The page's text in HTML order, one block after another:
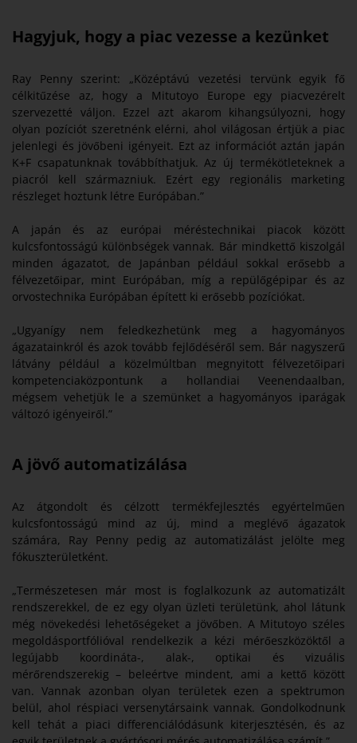
Hagyjuk, hogy a piac vezesse a kezünket
Ray Penny szerint: „Középtávú vezetési tervünk egyik fő
célkitűzése az, hogy a Mitutoyo Europe egy piacvezérelt
szervezetté váljon. Ezzel azt akarom kihangsúlyozni, hogy
olyan pozíciót szeretnénk elérni, ahol világosan értjük a piac
jelenlegi és jövőbeni igényeit. Ezt az információt aztán japán
K+F csapatunknak továbbíthatjuk. Az új termékötleteknek a
piacról kell származniuk. Ezért egy regionális marketing
részleget hoztunk létre Európában.”
A japán és az európai méréstechnikai piacok között
kulcsfontosságú különbségek vannak. Bár mindkettő kiszolgál
minden ágazatot, de Japánban például sokkal erősebb a
félvezetőipar, mint Európában, míg a repülőgépipar és az
orvostechnika Európában épített ki erősebb pozíciókat.
„Ugyanígy nem feledkezhetünk meg a hagyományos
ágazatainkról és azok tovább fejlődéséről sem. Bár nagyszerű
látvány például a közelmúltban megnyitott félvezetőipari
kompetenciaközpontunk a hollandiai Veenendaalban,
mégsem vehetjük le a szemünket a hagyományos iparágak
változó igényeiről.”
A jövő automatizálása
Az átgondolt és célzott termékfejlesztés egyértelműen
kulcsfontosságú mind az új, mind a meglévő ágazatok
számára, Ray Penny pedig az automatizálást jelölte meg
fókuszterületként.
„Természetesen már most is foglalkozunk az automatizált
rendszerekkel, de ez egy olyan üzleti területünk, ahol látunk
még növekedési lehetőségeket a jövőben. A Mitutoyo széles
megoldásportfólióval rendelkezik a kézi mérőeszközöktől a
legújabb koordináta-, alak-, optikai és vizuális
mérőrendszerekig – beleértve mindent, ami a kettő között
van. Vannak azonban olyan területek ezen a spektrumon
belül, ahol réspiaci versenytársaink vannak. Gondolkodnunk
kell tehát a piaci differenciálódásunk kiterjesztésén, és az